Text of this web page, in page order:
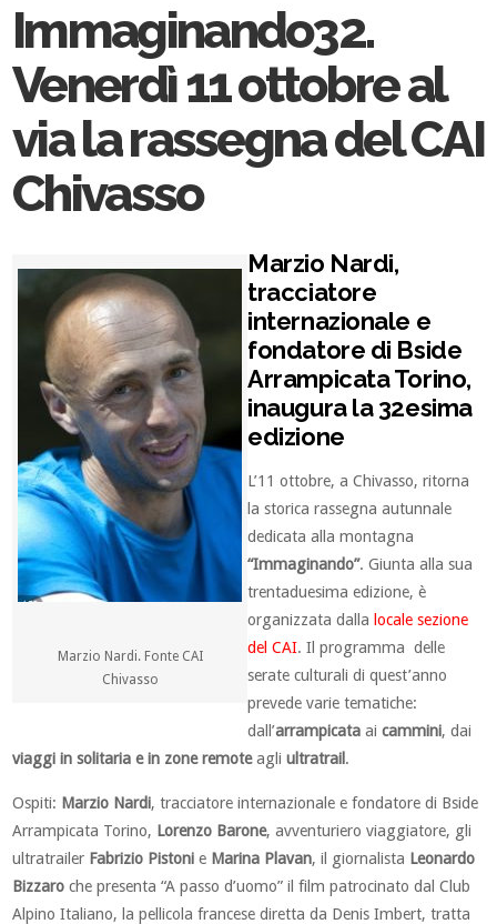
Immaginando32.
Venerdì 11 ottobre al
via la rassegna del CAI
Chivasso
Marzio Nardi. Fonte CAI
Chivasso
Marzio Nardi,
tracciatore
internazionale e
fondatore di Bside
Arrampicata Torino,
inaugura la 32esima
edizione
L’11 ottobre, a Chivasso, ritorna
la storica rassegna autunnale
dedicata alla montagna
“Immaginando”. Giunta alla sua
trentaduesima edizione, è
organizzata dalla locale sezione
del CAI. Il programma delle
serate culturali di quest’anno
prevede varie tematiche:
dall’arrampicata aicammini, dai
viaggi in solitaria e in zone remoteagliultratrail .
Ospiti: Marzio Nardi, tracciatore internazionale e fondatore di Bside
Arrampicata Torino, Lorenzo Barone, avventuriero viaggiatore, gli
ultratrailer Fabrizio Pistoni e Marina Plavan, il giornalista Leonardo
Bizzaro che presenta “A passo d’uomo” il film patrocinato dal Club
Alpino Italiano, la pellicola francese diretta da Denis Imbert, tratta